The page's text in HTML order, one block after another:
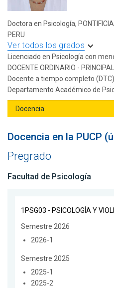
Doctora en Psicología,
PERU
Ver todos los grados
Licenciado en Psicología con
DOCENTE ORDINARIO - PRINCIPAL
Docente a tiempo completo (DTC)
Departamento Académico de
Docencia en la PUCP
Pregrado
Facultad de Psicología
1PSG03 - PSICOLOGÍA Y
Semestre 2026
2026-1
Semestre 2025
2025-1
2025-2